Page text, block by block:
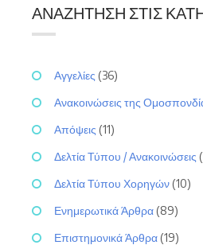
ΑΝΑΖΉΤΗΣΗ ΣΤΙΣ
Αγγελίες (36)
Ανακοινώσεις της
Απόψεις (11)
Δελτία Τύπου / Ανακοινώσεις
Δελτία Τύπου Χορηγών (10)
Ενημερωτικά Άρθρα (89)
Επιστημονικά Άρθρα (19)